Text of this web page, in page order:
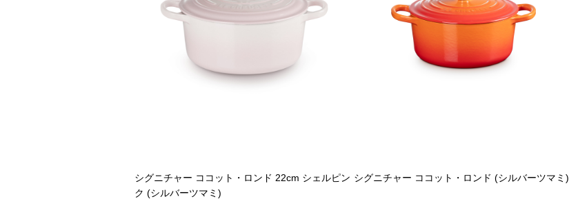
シグニチャー ココット・ロンド 22cm シェルピン
ク (シルバーツマミ)
シグニチャー ココット・ロンド (シルバーツマミ)